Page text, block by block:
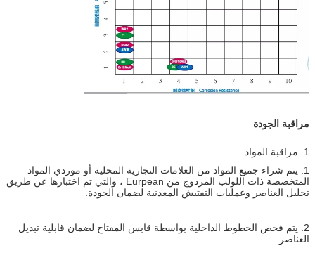
مراقبة الجودة
1. مراقبة المواد
1. يتم شراء جميع المواد من العلامات التجارية المحلية أو موردي المواد
المتخصصة ذات اللولب المزدوج من Eurpean ، والتي تم اختبارها عن طريق
تحليل العناصر وعمليات التفتيش المعدنية لضمان الجودة.
2. يتم فحص الخطوط الداخلية بواسطة قابس المفتاح لضمان قابلية تبديل
العناصر